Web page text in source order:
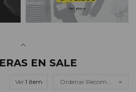
EN SALE
Ver Recomendados